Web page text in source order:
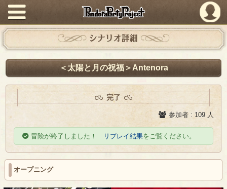
PandoraPartyProject
シナリオ詳細
＜太陽と月の祝福＞Antenora
完了
参加者 : 109 人
冒険が終了しました！ リプレイ結果をご覧ください。
オープニング